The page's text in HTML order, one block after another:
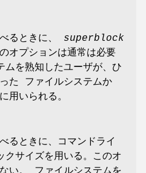
るときに、 superblock
オプションは通常は必要
を熟知したユーザが、ひ
た ファイルシステムか
用いられる。
るときに、コマンドライ
サイズを用いる。このオ